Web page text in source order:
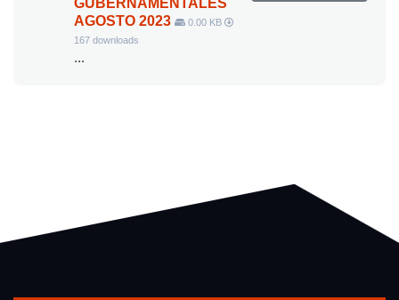
GUBERNAMENTALES
AGOSTO 2023
0.00 KB
167 downloads
...